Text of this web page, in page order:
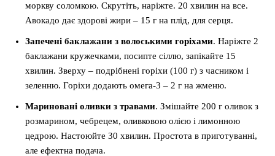
моркву соломкою. Скрутіть, наріжте. 20 хвилин на все.
Авокадо дає здорові жири – 15 г на плід, для серця.
Запечені баклажани з волоськими горіхами. Наріжте 2
баклажани кружечками, посипте сіллю, запікайте 15
хвилин. Зверху – подрібнені горіхи (100 г) з часником і
зеленню. Горіхи додають омега-3 – 2 г на жменю.
Мариновані оливки з травами. Змішайте 200 г оливок з
розмарином, чебрецем, оливковою олією і лимонною
цедрою. Настоюйте 30 хвилин. Простота в приготуванні,
але ефектна подача.